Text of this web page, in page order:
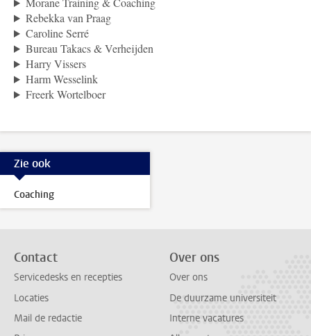
Rebekka van Praag
Caroline Serré
Bureau Takacs & Verheijden
Harry Vissers
Harm Wesselink
Freerk Wortelboer
Zie ook
Coaching
Contact
Servicedesks en recepties
Locaties
Mail de redactie
Over ons
Over ons
De duurzame universiteit
Interne vacatures